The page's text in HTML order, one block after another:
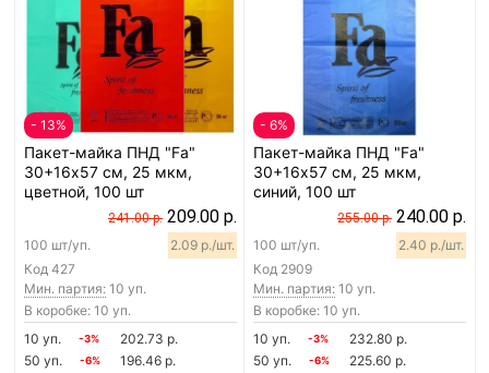
- 13%
Пакет-майка ПНД "Fa"
30+16х57 см, 25 мкм,
цветной, 100 шт
241.00 р. 209.00 р.
Код 427
100 шт/уп. 2.09 р./шт.
Мин. партия: 10 уп.
В коробке: 10 уп.
10 уп.
-3%
202.73 р.
50 уп.
-6%
196.46 р.
- 6%
Пакет-майка ПНД "Fa"
30+16х57 см, 25 мкм,
синий, 100 шт
255.00 р. 240.00 р.
Код 2909
100 шт/уп. 2.40 р./шт.
Мин. партия: 10 уп.
В коробке: 10 уп.
10 уп.
-3%
232.80 р.
50 уп.
-6%
225.60 р.